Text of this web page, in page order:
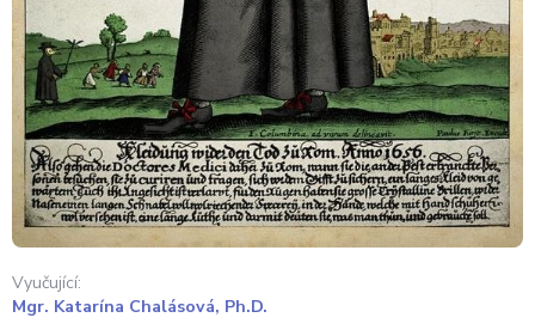
Vyučující:
Mgr. Katarína Chalásová, Ph.D.